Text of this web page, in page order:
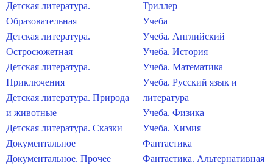
Детская литература.
Образовательная
Детская литература.
Остросюжетная
Детская литература.
Приключения
Детская литература. Природа
и животные
Детская литература. Сказки
Документальное
Документальное. Прочее
Триллер
Учеба
Учеба. Английский
Учеба. История
Учеба. Математика
Учеба. Русский язык и
литература
Учеба. Физика
Учеба. Химия
Фантастика
Фантастика. Альтернативная